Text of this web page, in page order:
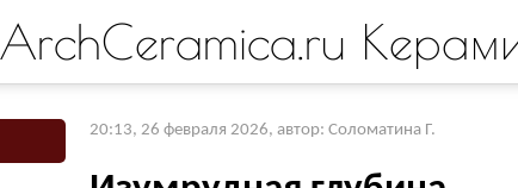
ArchCeramica.ru
20:13, 26 февраля 2026, автор: Соломатина Г.